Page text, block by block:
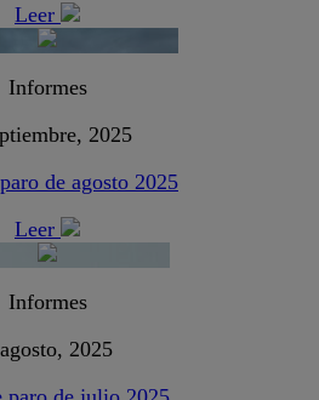
Leer
Informes
2025
de agosto 2025
Leer
Informes
2025